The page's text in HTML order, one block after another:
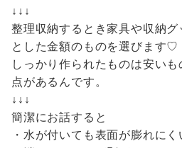
↓↓↓
整理収納するとき家具や収納
とした金額のものを選びます♡
しっかり作られたものは安い
点があるんです。
↓↓↓
簡潔にお話すると
・水が付いても表面が膨れにく